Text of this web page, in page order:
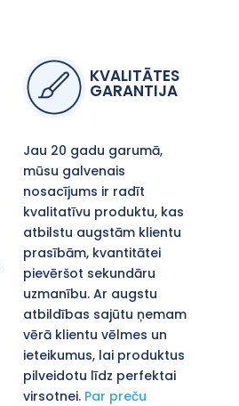
KVALITĀTES
GARANTIJA
Jau 20 gadu garumā,
mūsu galvenais
nosacījums ir radīt
kvalitatīvu produktu, kas
atbilstu augstām klientu
prasībām, kvantitātei
pievēršot sekundāru
uzmanību. Ar augstu
atbildības sajūtu ņemam
vērā klientu vēlmes un
ieteikumus, lai produktus
pilveidotu līdz perfektai
virsotnei. Par preču